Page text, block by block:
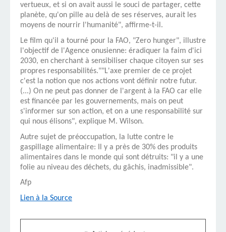
vertueux, et si on avait aussi le souci de partager, cette
planète, qu'on pille au delà de ses réserves, aurait les
moyens de nourrir l'humanité", affirme-t-il.
Le film qu'il a tourné pour la FAO, "Zero hunger", illustre
l'objectif de l'Agence onusienne: éradiquer la faim d'ici
2030, en cherchant à sensibiliser chaque citoyen sur ses
propres responsabilités.""L'axe premier de ce projet
c'est la notion que nos actions vont définir notre futur.
(...) On ne peut pas donner de l'argent à la FAO car elle
est financée par les gouvernements, mais on peut
s'informer sur son action, et on a une responsabilité sur
qui nous élisons", explique M. Wilson.
Autre sujet de préoccupation, la lutte contre le
gaspillage alimentaire: Il y a près de 30% des produits
alimentaires dans le monde qui sont détruits: "il y a une
folie au niveau des déchets, du gâchis, inadmissible".
Afp
Lien à la Source